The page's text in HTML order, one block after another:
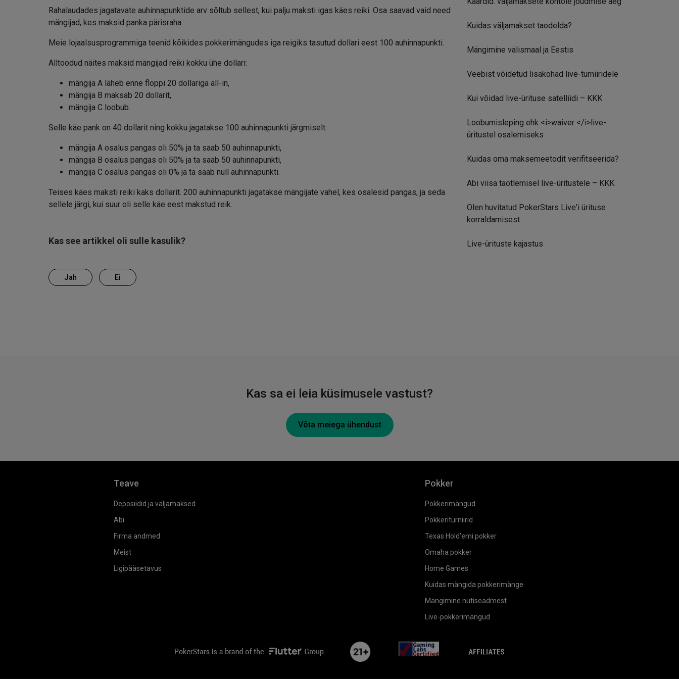
Rahalaudades jagatavate auhinnapunktide arv sõltub sellest, kui palju maksti igas käes reiki. Osa saavad vaid need
mängijad, kes maksid panka pärisraha.
Meie lojaalsusprogrammiga teenid kõikides pokkerimängudes iga reigiks tasutud dollari eest 100 auhinnapunkti.
Alltoodud näites maksid mängijad reiki kokku ühe dollari:
mängija A läheb enne floppi 20 dollariga all-in,
mängija B maksab 20 dollarit,
mängija C loobub.
Selle käe pank on 40 dollarit ning kokku jagatakse 100 auhinnapunkti järgmiselt:
mängija A osalus pangas oli 50% ja ta saab 50 auhinnapunkti,
mängija B osalus pangas oli 50% ja ta saab 50 auhinnapunkti,
mängija C osalus pangas oli 0% ja ta saab null auhinnapunkti.
Teises käes maksti reiki kaks dollarit. 200 auhinnapunkti jagatakse mängijate vahel, kes osalesid pangas, ja seda
sellele järgi, kui suur oli selle käe eest makstud reik.
Kas see artikkel oli sulle kasulik?
Jah Ei
Kuidas väljamakset taodelda?
Mängimine välismaal ja Eestis
Veebist võidetud lisakohad live-turniiridele
Kui võidad live-ürituse satelliidi – KKK
Loobumisleping ehk <i>waiver </i>live-
üritustel osalemiseks
Kuidas oma maksemeetodit verifitseerida?
Abi viisa taotlemisel live-üritustele – KKK
Olen huvitatud PokerStars Live'i ürituse
korraldamisest
Live-ürituste kajastus
Kas sa ei leia küsimusele vastust?
Võta meiega ühendust
Teave
Deposiidid ja väljamaksed
Abi
Firma andmed
Meist
Ligipääsetavus
Pokker
Pokkerimängud
Pokkeriturniirid
Texas Hold'emi pokker
Omaha pokker
Home Games
Kuidas mängida pokkerimänge
Mängimine nutiseadmest
Live-pokkerimängud
flutterLogo